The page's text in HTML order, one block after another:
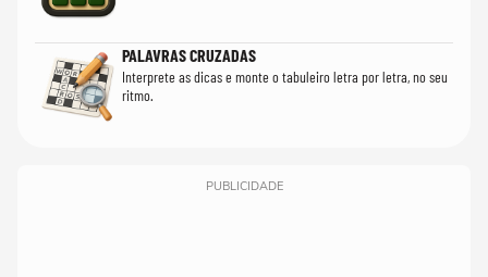
PALAVRAS CRUZADAS
Interprete as dicas e monte o tabuleiro letra por letra, no seu
ritmo.
PUBLICIDADE